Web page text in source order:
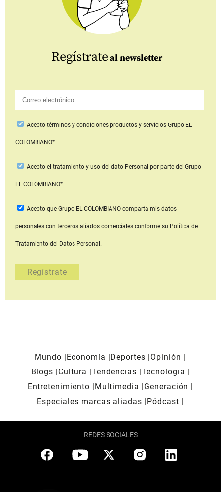
Regístrate al newsletter
Aceptotérminos y condiciones productos y serviciosGrupo EL
COLOMBIANO*
Acepto el tratamiento y uso del dato Personal por parte del Grupo
EL COLOMBIANO*
Acepto que Grupo EL COLOMBIANOcomparta mis datos
personales con terceros aliados comerciales conforme su Política de
Tratamiento del Datos Personal.
Mundo Economía Deportes
Opinión
Blogs
Cultura Tendencias Tecnología
Entretenimiento
Multimedia
Generación
Especiales marcas aliadas
Pódcast
REDES SOCIALES